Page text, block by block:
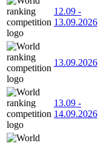
12.09 -
13.09.2026
13.09.2026
13.09 -
14.09.2026